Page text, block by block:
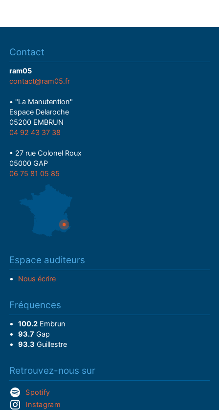
Contact
ram05
contact@ram05.fr
• "La Manutention"
Espace Delaroche
05200 EMBRUN
04 92 43 37 38
• 27 rue Colonel Roux
05000 GAP
06 75 81 05 85
Espace auditeurs
Nous écrire
Fréquences
100.2Embrun
93.7 Gap
93.3 Guillestre
Retrouvez-nous sur
Spotify
Instagram